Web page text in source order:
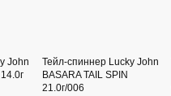
John
Тейл-спиннер Lucky John
BASARA TAIL SPIN
21.0г/006